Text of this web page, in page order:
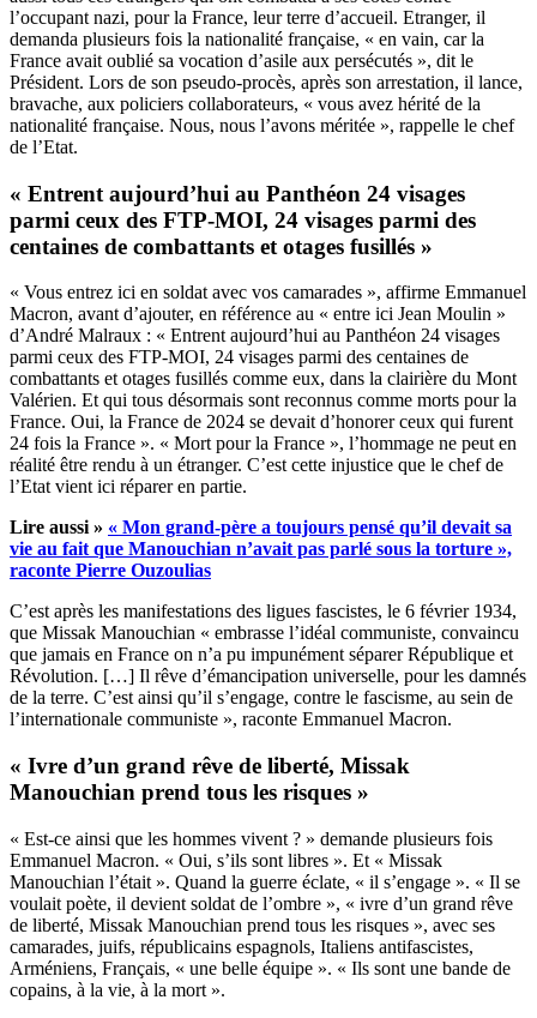
l’occupant nazi, pour la France, leur terre d’accueil. Etranger, il
demanda plusieurs fois la nationalité française, « en vain, car la
France avait oublié sa vocation d’asile aux persécutés », dit le
Président. Lors de son pseudo-procès, après son arrestation, il lance,
bravache, aux policiers collaborateurs, « vous avez hérité de la
nationalité française. Nous, nous l’avons méritée », rappelle le chef
de l’Etat.
« Entrent aujourd’hui au Panthéon 24 visages
parmi ceux des FTP-MOI, 24 visages parmi des
centaines de combattants et otages fusillés »
« Vous entrez ici en soldat avec vos camarades », affirme Emmanuel
Macron, avant d’ajouter, en référence au « entre ici Jean Moulin »
d’André Malraux : « Entrent aujourd’hui au Panthéon 24 visages
parmi ceux des FTP-MOI, 24 visages parmi des centaines de
combattants et otages fusillés comme eux, dans la clairière du Mont
Valérien. Et qui tous désormais sont reconnus comme morts pour la
France. Oui, la France de 2024 se devait d’honorer ceux qui furent
24 fois la France ». « Mort pour la France », l’hommage ne peut en
réalité être rendu à un étranger. C’est cette injustice que le chef de
l’Etat vient ici réparer en partie.
Lire aussi » « Mon grand-père a toujours pensé qu’il devait sa
vie au fait que Manouchian n’avait pas parlé sous la torture »,
raconte Pierre Ouzoulias
C’est après les manifestations des ligues fascistes, le 6 février 1934,
que Missak Manouchian « embrasse l’idéal communiste, convaincu
que jamais en France on n’a pu impunément séparer République et
Révolution. […] Il rêve d’émancipation universelle, pour les damnés
de la terre. C’est ainsi qu’il s’engage, contre le fascisme, au sein de
l’internationale communiste », raconte Emmanuel Macron.
« Ivre d’un grand rêve de liberté, Missak
Manouchian prend tous les risques »
« Est-ce ainsi que les hommes vivent ? » demande plusieurs fois
Emmanuel Macron. « Oui, s’ils sont libres ». Et « Missak
Manouchian l’était ». Quand la guerre éclate, « il s’engage ». « Il se
voulait poète, il devient soldat de l’ombre », « ivre d’un grand rêve
de liberté, Missak Manouchian prend tous les risques », avec ses
camarades, juifs, républicains espagnols, Italiens antifascistes,
Arméniens, Français, « une belle équipe ». « Ils sont une bande de
copains, à la vie, à la mort ».